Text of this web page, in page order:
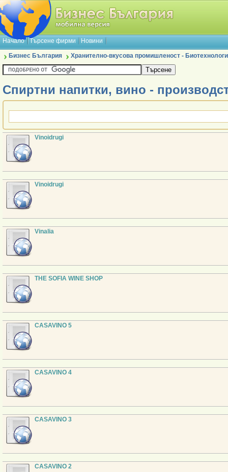
Начало Търсене фирми Новини
Бизнес България Хранително-вкусова промишленост -
Спиртни напитки, вино -
Vinoidrugi
Vinoidrugi
Vinalia
THE SOFIA WINE SHOP
CASAVINO 5
CASAVINO 4
CASAVINO 3
CASAVINO 2